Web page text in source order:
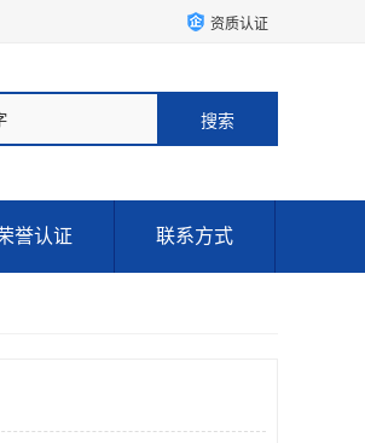
资质认证
誉认证 联系方式